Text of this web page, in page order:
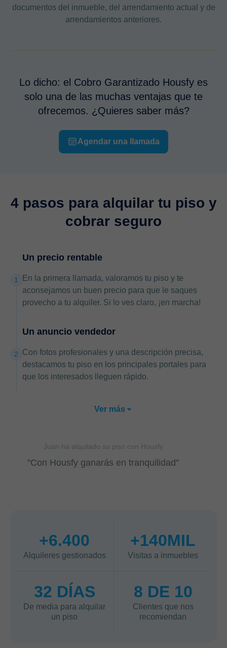
documentos del inmueble, del arrendamiento actual y de
arrendamientos anteriores.
Lo dicho: el Cobro Garantizado Housfy es
solo una de las muchas ventajas que te
ofrecemos. ¿Quieres saber más?
Agendar una llamada
4 pasos para alquilar tu piso y
cobrar seguro
Juan ha alquilado su piso con Housfy
"Con Housfy ganarás en tranquilidad"
1
Un precio rentable
En la primera llamada, valoramos tu piso y te
aconsejamos un buen precio para que le saques
provecho a tu alquiler. Si lo ves claro, ¡en marcha!
2
Un anuncio vendedor
Con fotos profesionales y una descripción precisa,
destacamos tu piso en los principales portales para
que los interesados lleguen rápido.
Ver más
+6.400
Alquileres gestionados
+140MIL
Visitas a inmuebles
32 DÍAS
De media para alquilar
un piso
8 DE 10
Clientes que nos
recomiendan